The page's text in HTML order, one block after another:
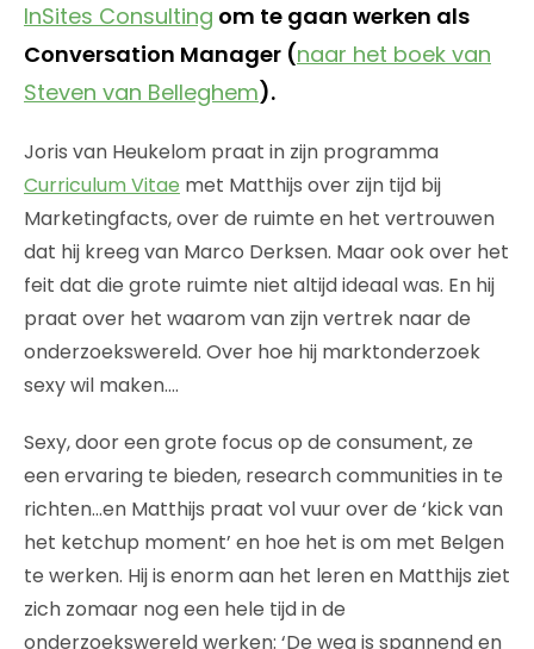
InSites Consulting om te gaan werken als
Conversation Manager (naar het boek van
Steven van Belleghem).
Joris van Heukelom praat in zijn programma
Curriculum Vitae met Matthijs over zijn tijd bij
Marketingfacts, over de ruimte en het vertrouwen
dat hij kreeg van Marco Derksen. Maar ook over het
feit dat die grote ruimte niet altijd ideaal was. En hij
praat over het waarom van zijn vertrek naar de
onderzoekswereld. Over hoe hij marktonderzoek
sexy wil maken….
Sexy, door een grote focus op de consument, ze
een ervaring te bieden, research communities in te
richten…en Matthijs praat vol vuur over de ‘kick van
het ketchup moment’ en hoe het is om met Belgen
te werken. Hij is enorm aan het leren en Matthijs ziet
zich zomaar nog een hele tijd in de
onderzoekswereld werken: ‘De weg is spannend en